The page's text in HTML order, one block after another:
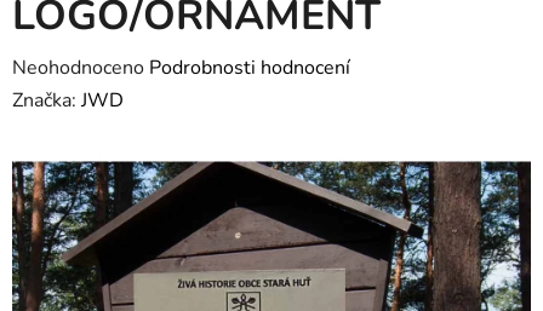
LOGO/ORNAMENT
Průměrné
hodnocení
je
0,0
z
5
hvězdiček.
Neohodnoceno Podrobnosti hodnocení
Značka:JWD